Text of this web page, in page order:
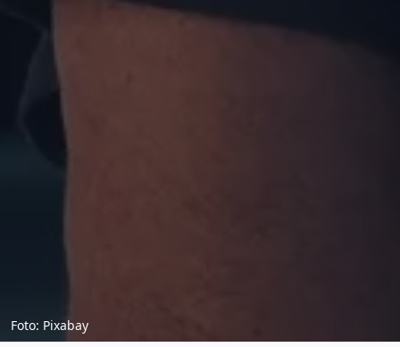
Foto: Pixabay